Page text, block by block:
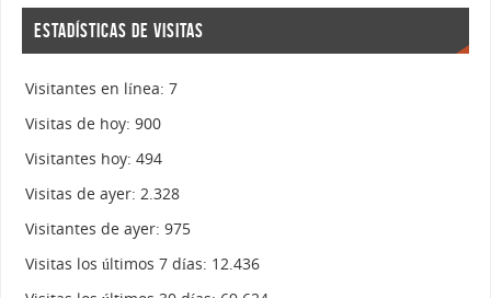
ESTADÍSTICAS DE VISITAS
Visitantes en línea: 7
Visitas de hoy: 900
Visitantes hoy: 494
Visitas de ayer: 2.328
Visitantes de ayer: 975
Visitas los últimos 7 días: 12.436